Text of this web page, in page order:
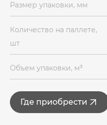
Размер упаковки, мм
Количество на паллете,
шт
Объем упаковки, м³
Где приобрести